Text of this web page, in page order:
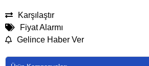
Karşılaştır
Fiyat Alarmı
Gelince Haber Ver